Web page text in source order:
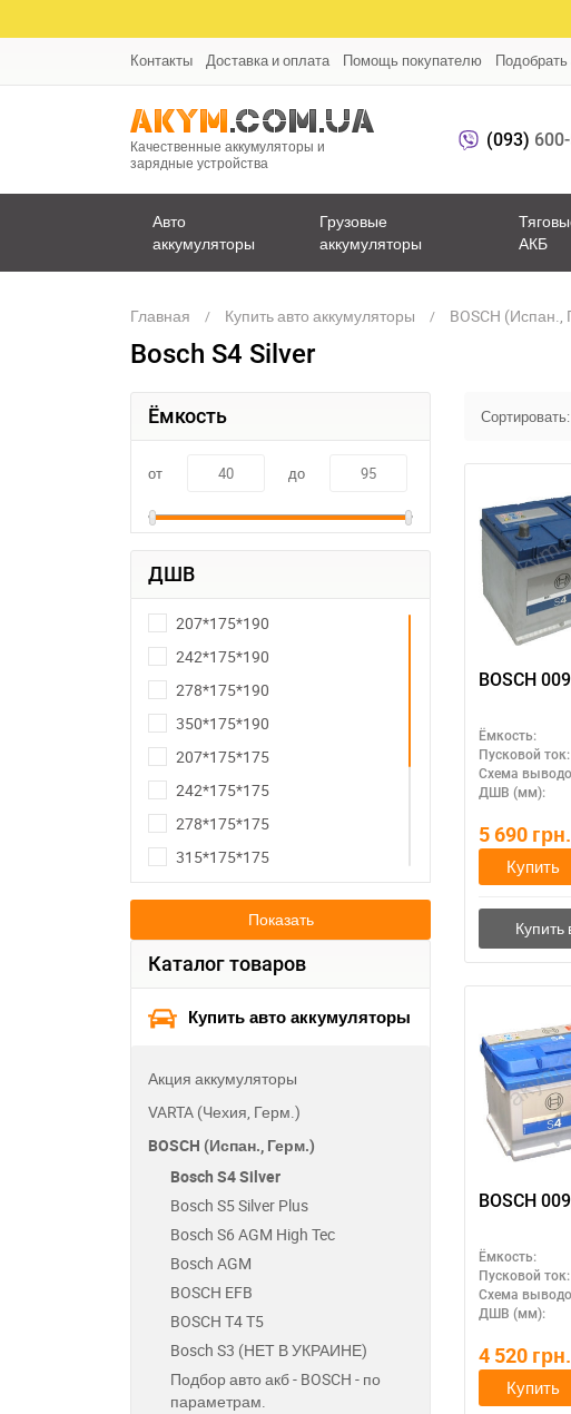
Контакты Доставка и оплата Помощь покупателю
Качественные аккумуляторы и
зарядные устройства
(093)
Авто
аккумуляторы
Грузовые
аккумуляторы
АКБ
Главная Купить авто аккумуляторы BOSCH (Испан.,
Bosch S4 Silver
Ёмкость
от до
ДШВ
207*175*190
242*175*190
278*175*190
350*175*190
207*175*175
242*175*175
278*175*175
315*175*175
238*129*227
230*175*225
260*175*220
306*175*225
Показать
Каталог товаров
Купить авто аккумуляторы
Акция аккумуляторы
VARTA (Чехия, Герм.)
BOSCH (Испан., Герм.)
Bosch S4 Silver
Bosch S5 Silver Plus
Bosch S6 AGM High Tec
Bosch AGM
BOSCH EFB
BOSCH T4 T5
Bosch S3 (НЕТ В УКРАИНЕ)
Подбор авто акб - BOSCH - по
параметрам.
Сортировать:
BOSCH
Ёмкость:
Пусковой ток:
Схема
ДШВ (мм):
5 690 грн.
Купить
BOSCH
Ёмкость:
Пусковой ток:
Схема
ДШВ (мм):
4 520 грн.
Купить